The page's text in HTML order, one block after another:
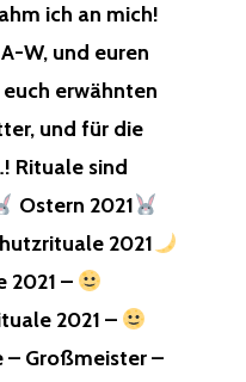
ich an mich!
W, und euren
erwähnten
und für die
Rituale sind
Ostern 2021
2021
2021 –
2021 –
– Großmeister –